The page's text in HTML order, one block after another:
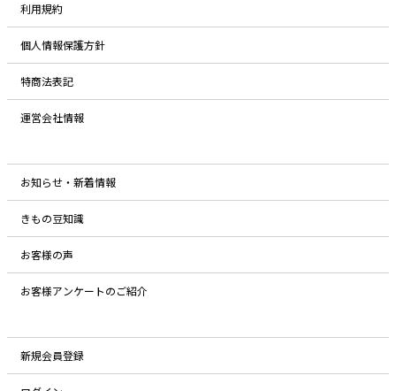
利用規約
個人情報保護方針
特商法表記
運営会社情報
お知らせ・新着情報
きもの豆知識
お客様の声
お客様アンケートのご紹介
新規会員登録